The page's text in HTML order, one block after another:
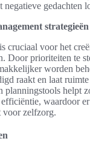
negatieve gedachten
strategieën
cruciaal voor het
Door prioriteiten te
worden
raakt en laat
planningstools helpt
waardoor
voor zelfzorg.